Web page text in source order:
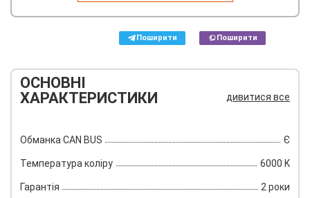
Поширити Поширити
ОСНОВНІ
ХАРАКТЕРИСТИКИ
дивитися все
Обманка CAN BUS Є
Температура коліру 6000 K
Гарантія 2 роки